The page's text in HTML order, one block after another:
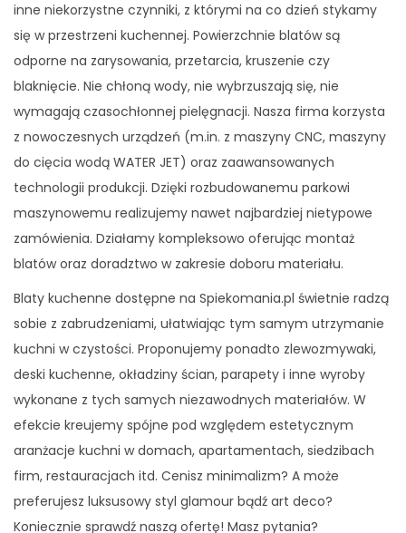
inne niekorzystne czynniki, z którymi na co dzień stykamy
się w przestrzeni kuchennej. Powierzchnie blatów są
odporne na zarysowania, przetarcia, kruszenie czy
blaknięcie. Nie chłoną wody, nie wybrzuszają się, nie
wymagają czasochłonnej pielęgnacji. Nasza firma korzysta
z nowoczesnych urządzeń (m.in. z maszyny CNC, maszyny
do cięcia wodą WATER JET) oraz zaawansowanych
technologii produkcji. Dzięki rozbudowanemu parkowi
maszynowemu realizujemy nawet najbardziej nietypowe
zamówienia. Działamy kompleksowo oferując montaż
blatów oraz doradztwo w zakresie doboru materiału.
Blaty kuchenne dostępne na Spiekomania.pl świetnie radzą
sobie z zabrudzeniami, ułatwiając tym samym utrzymanie
kuchni w czystości. Proponujemy ponadto zlewozmywaki,
deski kuchenne, okładziny ścian, parapety i inne wyroby
wykonane z tych samych niezawodnych materiałów. W
efekcie kreujemy spójne pod względem estetycznym
aranżacje kuchni w domach, apartamentach, siedzibach
firm, restauracjach itd. Cenisz minimalizm? A może
preferujesz luksusowy styl glamour bądź art deco?
Koniecznie sprawdź naszą ofertę! Masz pytania?